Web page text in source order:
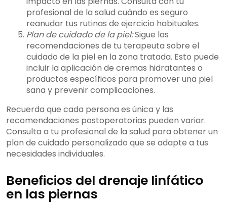
profesional de la salud cuándo es seguro
reanudar tus rutinas de ejercicio habituales.
Plan de cuidado de la piel:Sigue las
recomendaciones de tu terapeuta sobre el
cuidado de la piel en la zona tratada. Esto puede
incluir la aplicación de cremas hidratantes o
productos específicos para promover una piel
sana y prevenir complicaciones.
Recuerda que cada persona es única y las
recomendaciones postoperatorias pueden variar.
Consulta a tu profesional de la salud para obtener un
plan de cuidado personalizado que se adapte a tus
necesidades individuales.
Beneficios del drenaje linfático
en las piernas